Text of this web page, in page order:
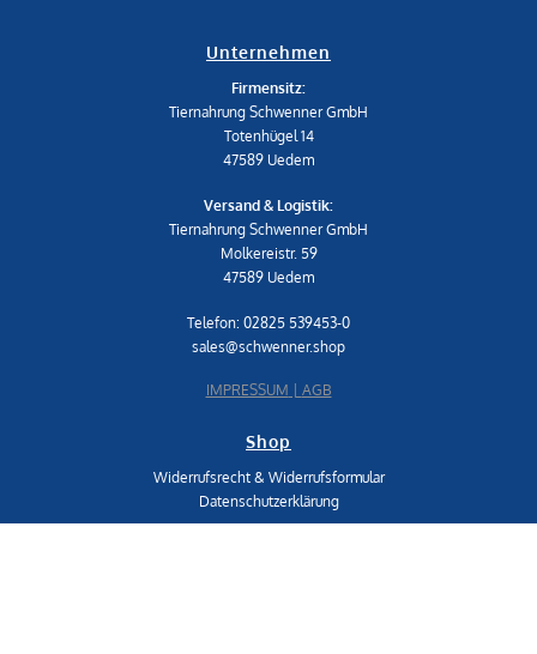
Unternehmen
Firmensitz:
Tiernahrung Schwenner GmbH
Totenhügel 14
47589 Uedem
Versand & Logistik:
Tiernahrung Schwenner GmbH
Molkereistr. 59
47589 Uedem
Telefon: 02825 539453-0
sales@schwenner.shop
IMPRESSUM AGB
Shop
Widerrufsrecht & Widerrufsformular
Datenschutzerklärung